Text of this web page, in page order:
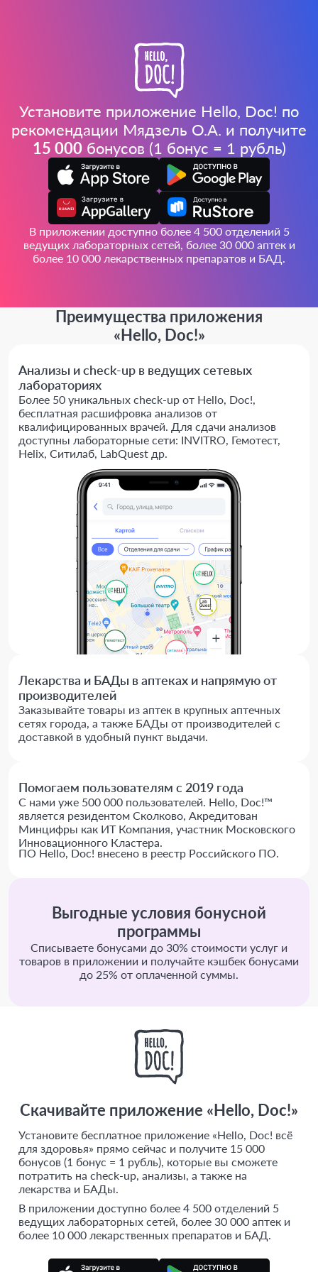
Установите приложение Hello, Doc! по
рекомендации Мядзель О.А. и получите
15 000бонусов (1 бонус = 1 рубль)
В приложении доступно более 4 500 отделений 5
ведущих лабораторных сетей, более 30 000 аптек и
более 10 000 лекарственных препаратов и БАД.
Преимущества приложения
«Hello, Doc!»
Анализы и check-up в ведущих сетевых
лабораториях
Более 50 уникальных check-up от Hello, Doc!,
бесплатная расшифровка анализов от
квалифицированных врачей. Для сдачи анализов
доступны лабораторные сети: INVITRO, Гемотест,
Helix, Ситилаб, LabQuest др.
Лекарства и БАДы в аптеках и напрямую от
производителей
Заказывайте товары из аптек в крупных аптечных
сетях города, а также БАДы от производителей с
доставкой в удобный пункт выдачи.
Помогаем пользователям с 2019 года
С нами уже 500 000 пользователей. Hello, Doc!™
является резидентом Сколково, Акредитован
Минцифры как ИТ Компания, участник Московского
Инновационного Кластера.
ПО Hello, Doc! внесено в реестр Российского ПО.
Выгодные условия бонусной
программы
Списываете бонусами до 30% стоимости услуг и
товаров в приложении и получайте кэшбек бонусами
до 25% от оплаченной суммы.
Скачивайте приложение «Hello, Doc!»
Установите бесплатное приложение «Hello, Doc! всё
для здоровья» прямо сейчас и получите 15 000
бонусов (1 бонус = 1 рубль), которые вы сможете
потратить на check-up, анализы, а также на
лекарства и БАДы.
В приложении доступно более 4 500 отделений 5
ведущих лабораторных сетей, более 30 000 аптек и
более 10 000 лекарственных препаратов и БАД.